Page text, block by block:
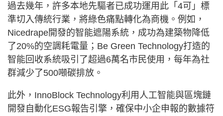
過去幾年，許多本地先驅者已成功運用此「4可」標
準切入傳統行業，將綠色痛點轉化為商機。例如，
Nicedrape開發的智能遮陽系統，成功為建築物降低
了20%的空調耗電量；Be Green Technology打造的
智能回收系統吸引了超過6萬名市民使用，每年為社
群減少了500噸碳排放。
此外，InnoBlock Technology利用人工智能與區塊鏈
開發自動化ESG報告引擎，確保中小企申報的數據符